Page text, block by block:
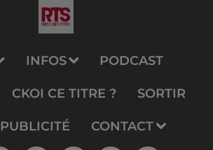
INFOS PODCAST
CKOI CE TITRE ? SORTIR
PUBLICITÉ CONTACT